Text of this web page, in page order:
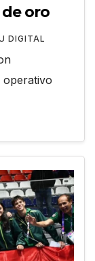
oro
DIGITAL
operativo